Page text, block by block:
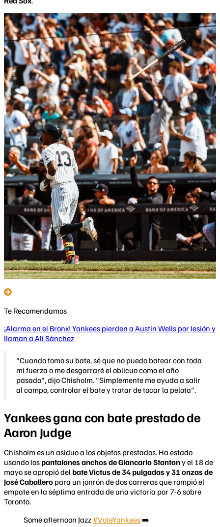
Te Recomendamos
¡Alarma en el Bronx! Yankees pierden a Austin Wells por lesión y
llaman a Alí Sánchez
"Cuando tomo su bate, sé que no puedo batear con toda
mi fuerza o me desgarraré el oblicuo como el año
pasado", dijo Chisholm. "Simplemente me ayuda a salir
al campo, controlar el bate y tratar de tocar la pelota".
Yankees gana con bate prestado de
Aaron Judge
Chisholm es un asiduo a los objetos prestados. Ha estado
usando los pantalones anchos de Giancarlo Stantony el 18 de
mayo se apropió del bate Victus de 34 pulgadas y 31 onzas de
José Caballero para un jonrón de dos carreras que rompió el
empate en la séptima entrada de una victoria por 7-6 sobre
Toronto.
Some afternoon Jazz #VoteYankees➡️